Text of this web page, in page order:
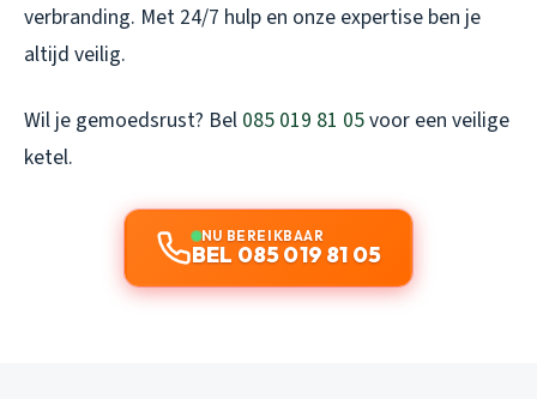
verbranding. Met 24/7 hulp en onze expertise ben je
altijd veilig.
Wil je gemoedsrust? Bel 085 019 81 05voor een veilige
ketel.
NU BEREIKBAAR
BEL 085 019 81 05